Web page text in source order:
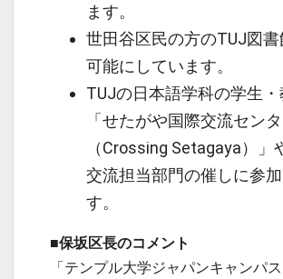
ます。
世田谷区民の方のTUJ図書
可能にしています。
TUJの日本語学科の学生
「せたがや国際交流セン
（Crossing Setagaya）」
交流担当部門の催しに参
す。
■保坂区長のコメント
「テンプル大学ジャパンキャンパ